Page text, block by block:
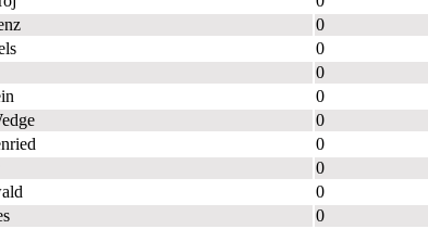
0
0
0
0
0
0
0
0
0